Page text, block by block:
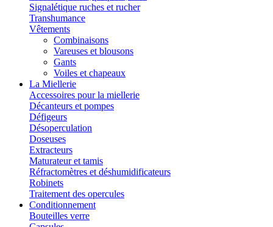
Signalétique ruches et rucher
Transhumance
Vêtements
Combinaisons
Vareuses et blousons
Gants
Voiles et chapeaux
La Miellerie
Accessoires pour la miellerie
Décanteurs et pompes
Défigeurs
Désoperculation
Doseuses
Extracteurs
Maturateur et tamis
Réfractomètres et déshumidificateurs
Robinets
Traitement des opercules
Conditionnement
Bouteilles verre